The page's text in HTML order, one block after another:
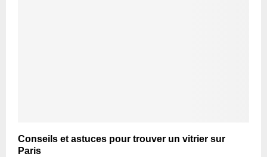
Conseils et astuces pour trouver un vitrier sur
Paris